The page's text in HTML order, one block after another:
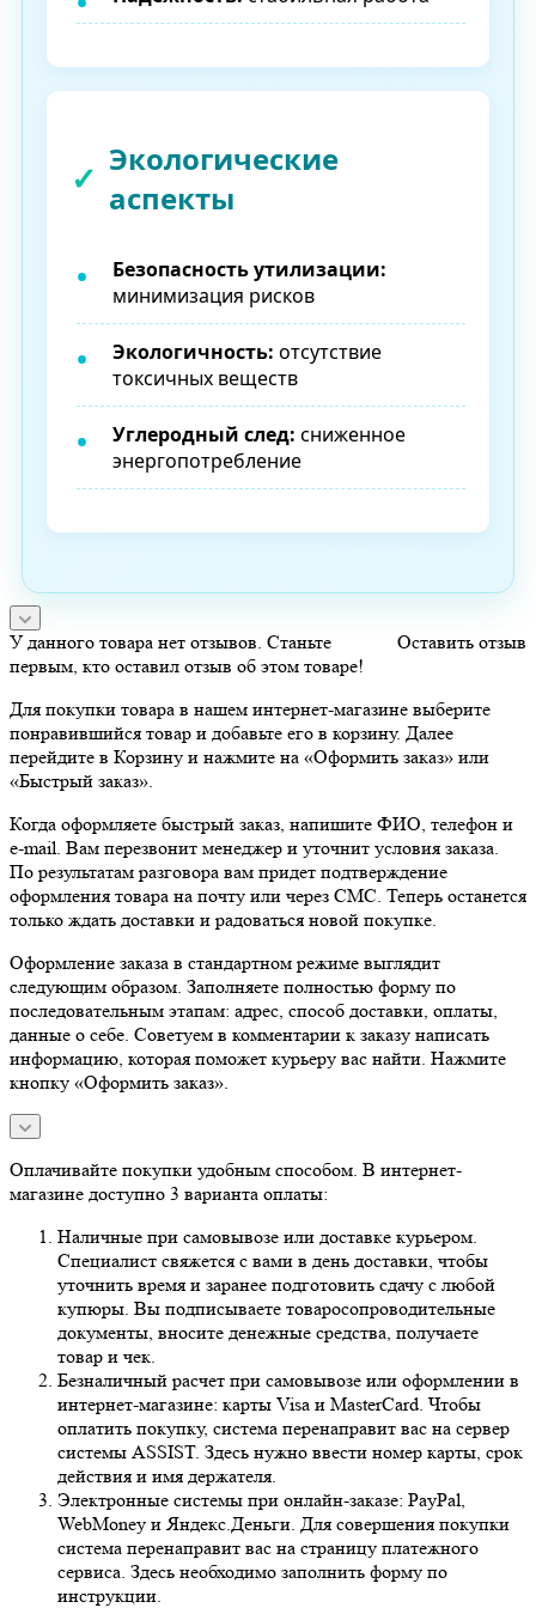
Экологические
аспекты
Безопасность утилизации:
минимизация рисков
Экологичность: отсутствие
токсичных веществ
Углеродный след: сниженное
энергопотребление
Оставить отзыв
У данного товара нет отзывов. Станьте
первым, кто оставил отзыв об этом товаре!
Для покупки товара в нашем интернет-магазине выберите
понравившийся товар и добавьте его в корзину. Далее
перейдите в Корзину и нажмите на «Оформить заказ» или
«Быстрый заказ».
Когда оформляете быстрый заказ, напишите ФИО, телефон и
e-mail. Вам перезвонит менеджер и уточнит условия заказа.
По результатам разговора вам придет подтверждение
оформления товара на почту или через СМС. Теперь останется
только ждать доставки и радоваться новой покупке.
Оформление заказа в стандартном режиме выглядит
следующим образом. Заполняете полностью форму по
последовательным этапам: адрес, способ доставки, оплаты,
данные о себе. Советуем в комментарии к заказу написать
информацию, которая поможет курьеру вас найти. Нажмите
кнопку «Оформить заказ».
Оплачивайте покупки удобным способом. В интернет-
магазине доступно 3 варианта оплаты:
Наличные при самовывозе или доставке курьером.
Специалист свяжется с вами в день доставки, чтобы
уточнить время и заранее подготовить сдачу с любой
купюры. Вы подписываете товаросопроводительные
документы, вносите денежные средства, получаете
товар и чек.
Безналичный расчет при самовывозе или оформлении в
интернет-магазине: карты Visa и MasterCard. Чтобы
оплатить покупку, система перенаправит вас на сервер
системы ASSIST. Здесь нужно ввести номер карты, срок
действия и имя держателя.
Электронные системы при онлайн-заказе: PayPal,
WebMoney и Яндекс.Деньги. Для совершения покупки
система перенаправит вас на страницу платежного
сервиса. Здесь необходимо заполнить форму по
инструкции.